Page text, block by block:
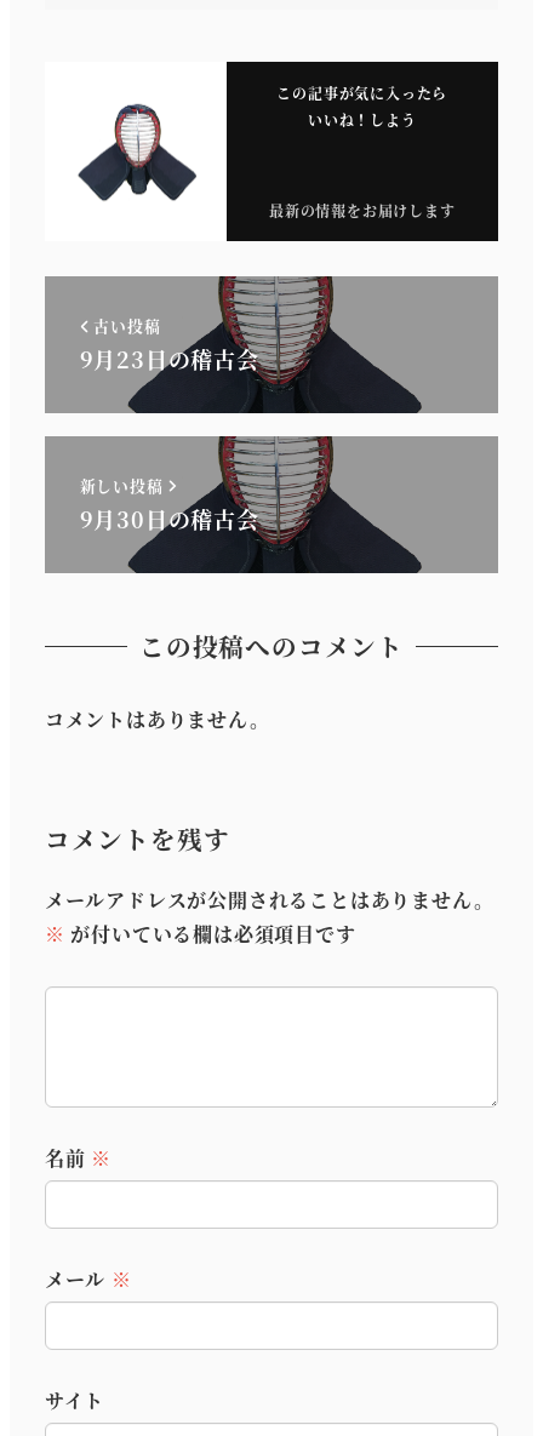
この記事が気に入ったら
いいね！しよう
最新の情報をお届けします
古い投稿
9月23日の稽古会
新しい投稿
9月30日の稽古会
この投稿へのコメント
コメントはありません。
コメントを残す
メールアドレスが公開されることはありません。
※ が付いている欄は必須項目です
名前 ※
メール ※
サイト